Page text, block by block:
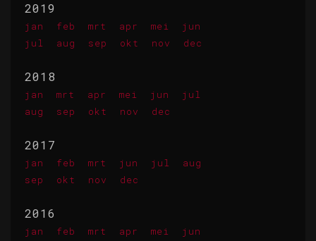
2019
jan feb mrt apr mei
jun
jul
aug sep okt nov dec
2018
jan mrt apr mei jun
jul
aug
sep okt nov dec
2017
jan feb mrt jun jul
aug
sep
okt nov dec
2016
jan feb mrt apr mei
jun